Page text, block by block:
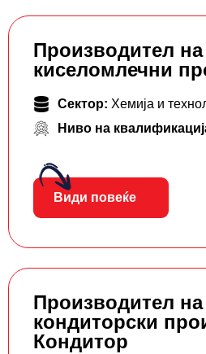
Производител на
киселомлечни
Сектор: Хемија и
Ниво на
Види повеќе
Производител на
кондиторски
Кондитор